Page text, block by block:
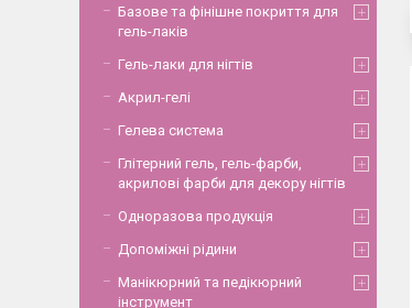
Базове та фінішне покриття для
гель-лаків
Гель-лаки для нігтів
Акрил-гелі
Гелева система
Глітерний гель, гель-фарби,
акрилові фарби для декору нігтів
Одноразова продукція
Допоміжні рідини
Манікюрний та педікюрний
інструмент